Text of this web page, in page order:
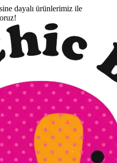
dayalı ürünlerimiz ile